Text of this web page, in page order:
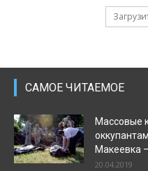
САМОЕ ЧИТАЕМОЕ
Массовые
Макеевка
20.04.2019